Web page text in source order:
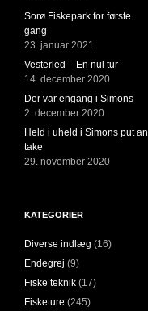
Sorø Fiskepark for første
gang
23. januar 2021
Vesterled – En nul tur
14. december 2020
Der var engang i Simons
2. december 2020
Held i uheld i Simons put
take
29. november 2020
KATEGORIER
Diverse indlæg (16)
Endegrej (9)
Fiske teknik (17)
Fisketure (245)